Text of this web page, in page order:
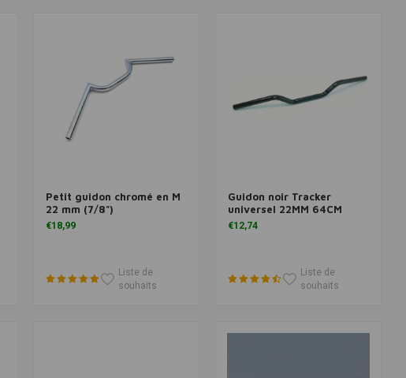
Ajouter au panier
Petit guidon chromé en M
22 mm (7/8")
€18,99
Liste de
souhaits
Ajouter au panier
Guidon noir Tracker
universel 22MM 64CM
€12,74
Liste de
souhaits